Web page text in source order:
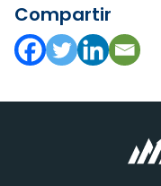
Compartir